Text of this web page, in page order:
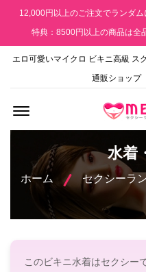
12,000円以上のご注文でランダ
特典：8500円以上の商品は全
エロ可愛いマイクロ ビキニ高級 ス
通販ショップ
水着
ホーム セクシーラ
このビキニ水着はセクシー